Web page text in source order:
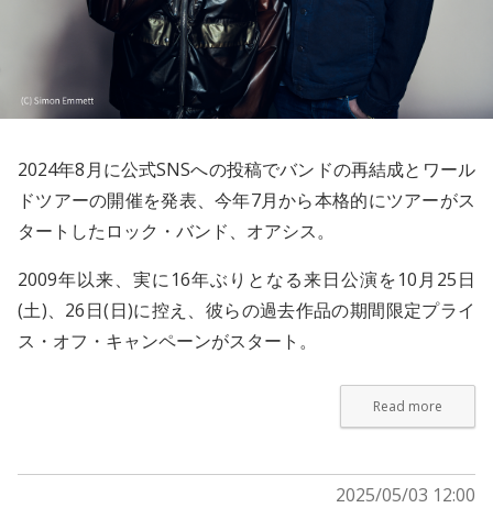
2024年8月に公式SNSへの投稿でバンドの再結成とワール
ドツアーの開催を発表、今年7月から本格的にツアーがス
タートしたロック・バンド、 オアシス。
2009年以来、実に16年ぶりとなる来日公演を10月25日
(土)、26日(日)に控え、彼らの過去作品の期間限定プライ
ス・オフ・キャンペーンがスタート。
Read more
2025/05/03 12:00